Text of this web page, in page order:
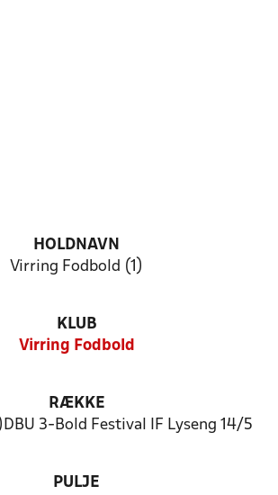
HOLDNAVN
Virring Fodbold (1)
KLUB
Virring Fodbold
RÆKKE
3-Bold Festival IF Lyseng 14/5
PULJE